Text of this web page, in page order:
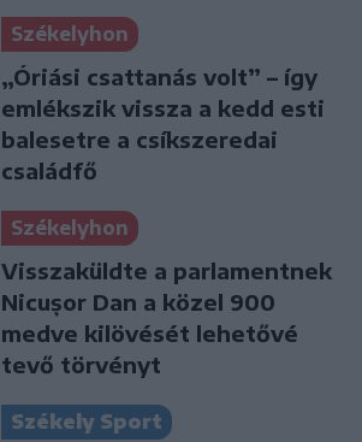
Székelyhon
„Óriási csattanás volt” – így
emlékszik vissza a kedd esti
balesetre a csíkszeredai
családfő
Székelyhon
Visszaküldte a parlamentnek
Nicușor Dan a közel 900
medve kilövését lehetővé
tevő törvényt
Székely Sport